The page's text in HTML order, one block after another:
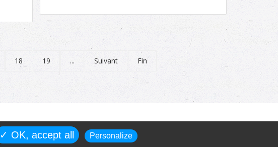
18 19 ... Suivant Fin
✓ OK, accept all Personalize